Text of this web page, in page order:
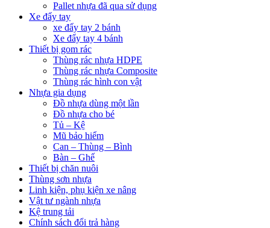
Pallet nhựa đã qua sử dụng
Xe đẩy tay
xe đẩy tay 2 bánh
Xe đẩy tay 4 bánh
Thiết bị gom rác
Thùng rác nhựa HDPE
Thùng rác nhựa Composite
Thùng rác hình con vật
Nhựa gia dụng
Đồ nhựa dùng một lần
Đồ nhựa cho bé
Tủ – Kệ
Mũ bảo hiểm
Can – Thùng – Bình
Bàn – Ghế
Thiết bị chăn nuôi
Thùng sơn nhựa
Linh kiện, phụ kiện xe nâng
Vật tư ngành nhựa
Kệ trung tải
Chính sách đổi trả hàng